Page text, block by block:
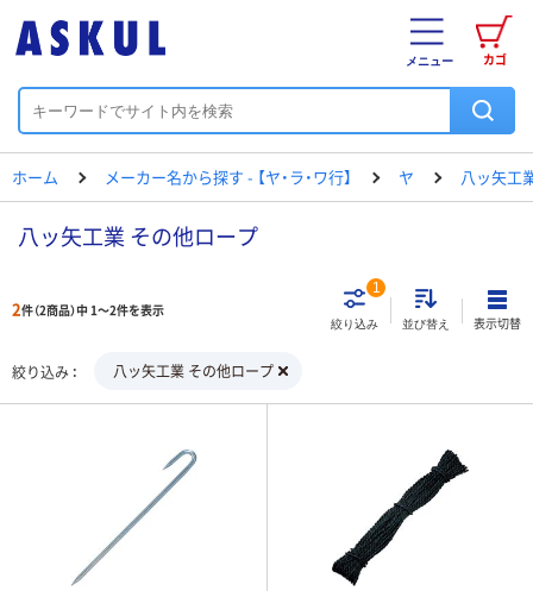
カゴ
メニュー
ホーム メーカー名から探す - 【ヤ・ラ・ワ行】 ヤ 八ッ矢工
八ッ矢工業 その他ロープ
2件（2商品）中 1～2件を表示
絞り込み
1
並び替え 表示切替
絞り込み 八ッ矢工業 その他ロープ